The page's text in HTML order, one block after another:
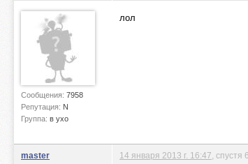
Сообщения: 7958
Репутация: N
Группа: в ухо
лол
master 14 января 2013 г. 16:47 ,